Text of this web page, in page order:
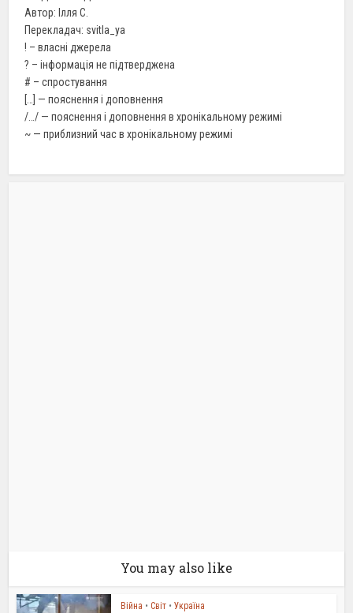
Автор: Ілля С.
Перекладач: svitla_ya
! – власні джерела
? – інформація не підтверджена
# – спростування
[…] — пояснення і доповнення
/…/ — пояснення і доповнення в хронікальному режимі
~ — приблизний час в хронікальному режимі
You may also like
Війна • Світ • Україна